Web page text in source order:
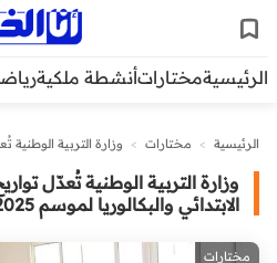
الرئيسيةمختاراتأنشطة ملكية
الرئيسية > مختارات >
وزارة التربية الوطنية
وزارة التربية الوطنية تُعدّل
الابتدائي والبكالوريا لموسم 2024/2025
مختارات